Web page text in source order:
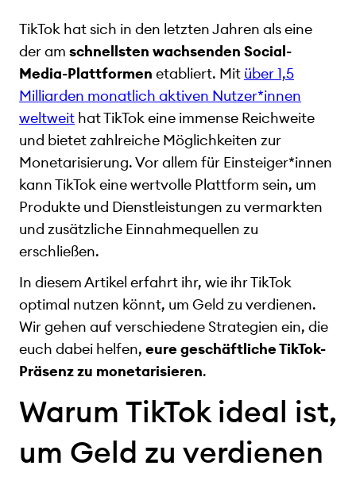
TikTok hat sich in den letzten Jahren als eine
der am schnellsten wachsenden Social-
Media-Plattformen etabliert. Mit über 1,5
Milliarden monatlich aktiven Nutzer*innen
weltweit hat TikTok eine immense Reichweite
und bietet zahlreiche Möglichkeiten zur
Monetarisierung. Vor allem für Einsteiger*innen
kann TikTok eine wertvolle Plattform sein, um
Produkte und Dienstleistungen zu vermarkten
und zusätzliche Einnahmequellen zu
erschließen.
In diesem Artikel erfahrt ihr, wie ihr TikTok
optimal nutzen könnt, um Geld zu verdienen.
Wir gehen auf verschiedene Strategien ein, die
euch dabei helfen, eure geschäftliche TikTok-
Präsenz zu monetarisieren.
Warum TikTok ideal ist,
um Geld zu verdienen